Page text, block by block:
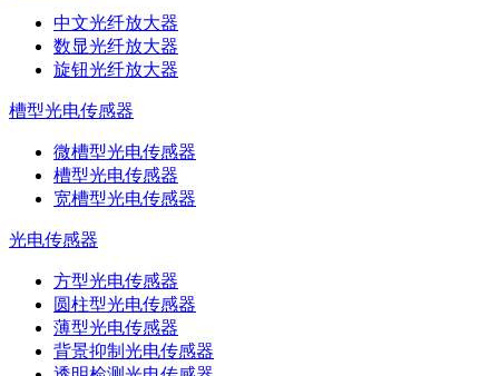
中文光纤放大器
数显光纤放大器
旋钮光纤放大器
槽型光电传感器
微槽型光电传感器
槽型光电传感器
宽槽型光电传感器
光电传感器
方型光电传感器
圆柱型光电传感器
薄型光电传感器
背景抑制光电传感器